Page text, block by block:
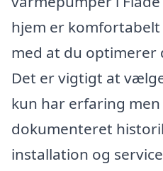
hjem er
med at du
Det er vigtigt at
kun har erfaring men
dokumenteret
installation og